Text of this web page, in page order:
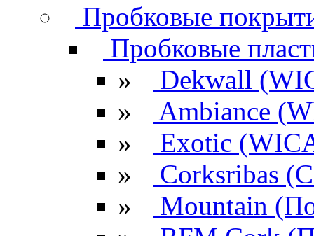
Пробковые
Пробковые
»
Dekwall
»
Ambiance
»
Exotic
»
Corksribas
»
Mountain